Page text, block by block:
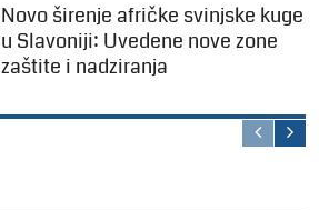
Novo širenje afričke svinjske kuge
u Slavoniji: Uvedene nove zone
zaštite i nadziranja